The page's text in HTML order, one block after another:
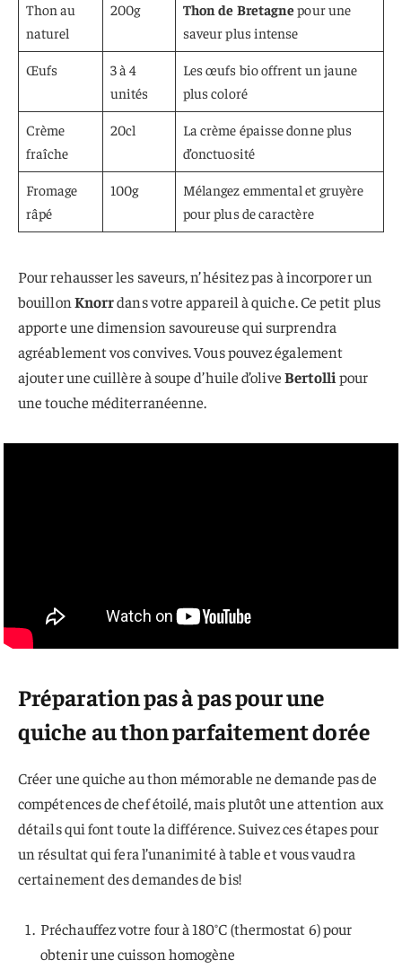
Thon au
naturel
200g Thon de Bretagnepour une
saveur plus intense
Œufs
3 à 4
unités
Les œufs bio offrent un jaune
plus coloré
Crème
fraîche
20cl
La crème épaisse donne plus
d’onctuosité
Fromage
râpé
100g
Mélangez emmental et gruyère
pour plus de caractère
Pour rehausser les saveurs, n’hésitez pas à incorporer un
bouillon Knorrdans votre appareil à quiche. Ce petit plus
apporte une dimension savoureuse qui surprendra
agréablement vos convives. Vous pouvez également
ajouter une cuillère à soupe d’huile d’oliveBertolli pour
une touche méditerranéenne.
Préparation pas à pas pour une
quiche au thon parfaitement dorée
Créer une quiche au thon mémorable ne demande pas de
compétences de chef étoilé, mais plutôt une attention aux
détails qui font toute la différence. Suivez ces étapes pour
un résultat qui fera l’unanimité à table et vous vaudra
certainement des demandes de bis!
Préchauffez votre four à 180°C (thermostat 6) pour
obtenir une cuisson homogène